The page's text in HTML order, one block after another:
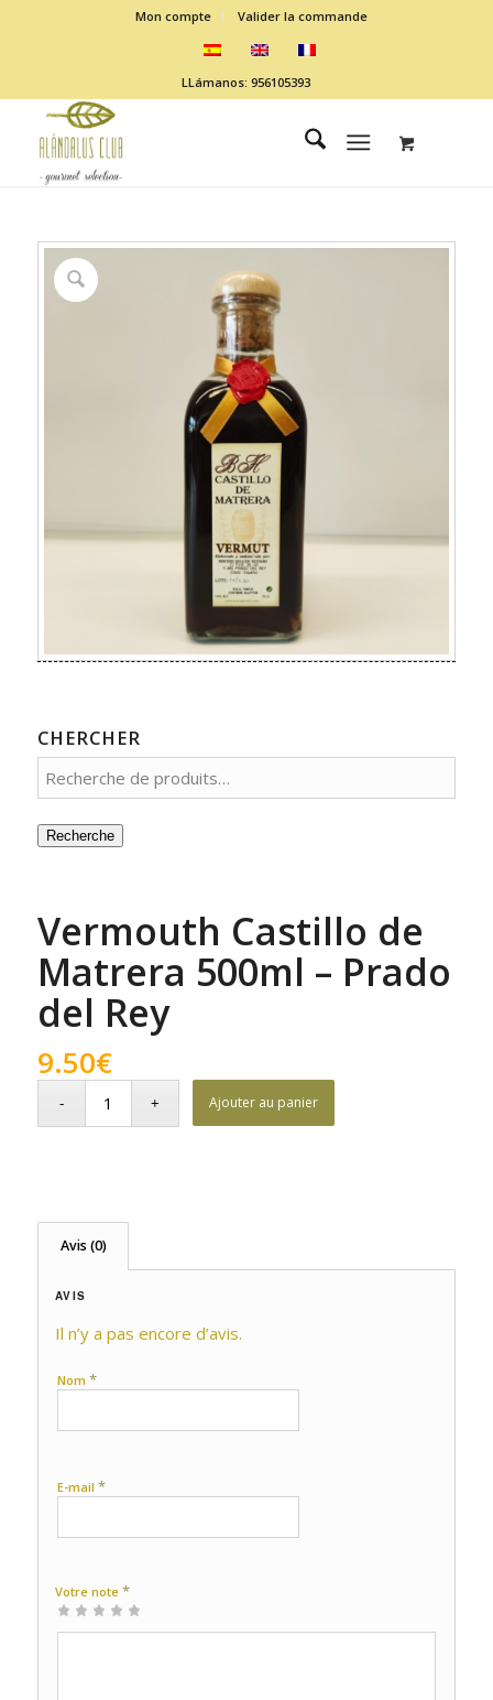
Mon compte Valider la commande
LLámanos: 956105393
CHERCHER
Recherche
Vermouth Castillo de
Matrera 500ml – Prado
del Rey
9.50€
Ajouter au panier
Avis (0)
AVIS
Il n’y a pas encore d’avis.
Nom *
E-mail *
Votre note *
1 étoile
2 étoiles
3 étoiles
4 étoiles
5 étoiles